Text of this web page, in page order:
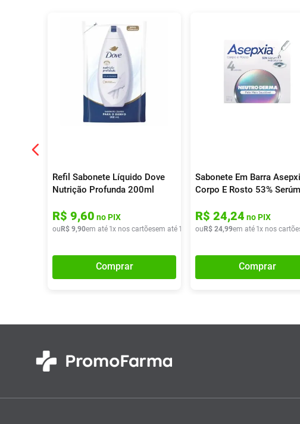
Refil Sabonete Líquido Dove
Nutrição Profunda 200ml
R$ 9,60 no PIX
ouR$ 9,90em até 1x nos cartõesem até 1 R$ 9, 90
Comprar
Sabonete Em Barra
Corpo E Rosto 53% Serúm
Unidades 85g
R$ 24,24 no PIX
ouR$ 24,99em até 1x nos
Comprar